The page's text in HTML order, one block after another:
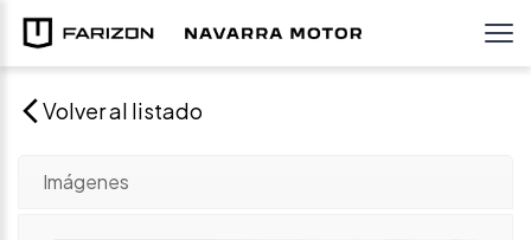
Volver al listado
Imágenes